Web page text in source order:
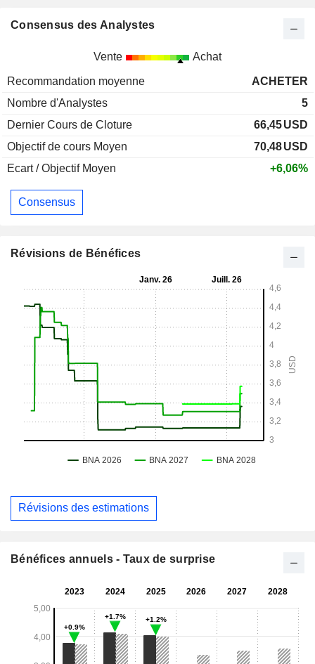
Consensus des Analystes
Vente Achat
Recommandation moyenne
ACHETER
Nombre d'Analystes
5
Dernier Cours de Cloture
66,45USD
Objectif de cours Moyen
70,48USD
Ecart / Objectif Moyen
+6,06%
Consensus
Révisions de Bénéfices
Révisions des estimations
Bénéfices annuels - Taux de surprise